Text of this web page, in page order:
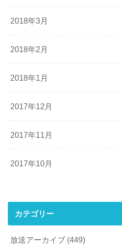
2018年3月
2018年2月
2018年1月
2017年12月
2017年11月
2017年10月
カテゴリー
放送アーカイブ (449)